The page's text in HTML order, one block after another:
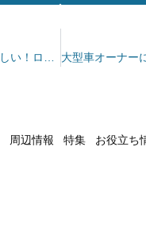
周辺情報 特集 お役立ち